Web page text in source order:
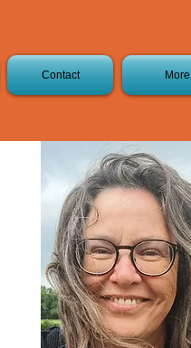
Contact More